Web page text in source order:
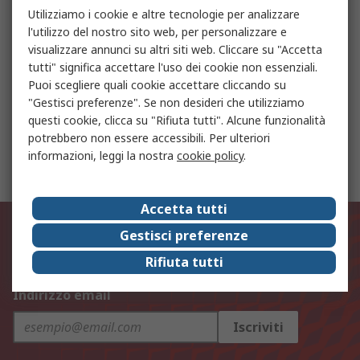
Custodie per multimetri
Batterie a dimensioni speciali ricaricabili
Regolatori di livello
Rimani aggiornato sulle novità di
prodotto e sulle nostre offerte!
Indirizzo email
Iscriviti
Utilizziamo i cookie e altre tecnologie per analizzare
l'utilizzo del nostro sito web, per personalizzare e
visualizzare annunci su altri siti web. Cliccare su "Accetta
tutti" significa accettare l'uso dei cookie non essenziali.
Puoi scegliere quali cookie accettare cliccando su
"Gestisci preferenze". Se non desideri che utilizziamo
questi cookie, clicca su "Rifiuta tutti". Alcune funzionalità
potrebbero non essere accessibili. Per ulteriori
informazioni, leggi la nostra cookie policy.
Accetta tutti
Gestisci preferenze
Rifiuta tutti